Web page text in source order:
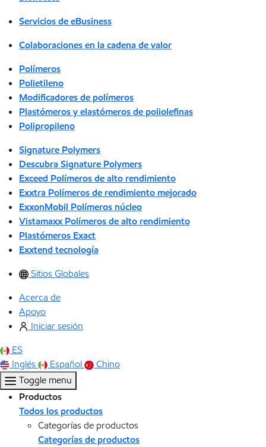
Servicios de eBusiness
Colaboraciones en la cadena de valor
Polímeros
Polietileno
Modificadores de polímeros
Plastómeros y elastómeros de poliolefinas
Polipropileno
Signature Polymers
Descubra Signature Polymers
Exceed Polímeros de alto rendimiento
Exxtra Polímeros de rendimiento mejorado
ExxonMobil Polímeros núcleo
Vistamaxx Polímeros de alto rendimiento
Plastómeros Exact
Exxtend tecnología
Sitios Globales
Acerca de
Apoyo
Iniciar sesión
ES
Inglés
Español
Chino
Toggle menu
Productos
Todos los productos
Categorías de productos
Categorías de productos